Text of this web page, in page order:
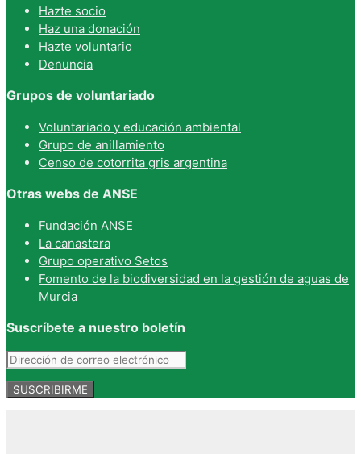
Hazte socio
Haz una donación
Hazte voluntario
Denuncia
Grupos de voluntariado
Voluntariado y educación ambiental
Grupo de anillamiento
Censo de cotorrita gris argentina
Otras webs de ANSE
Fundación ANSE
La canastera
Grupo operativo Setos
Fomento de la biodiversidad en la gestión de aguas de
Murcia
Suscríbete a nuestro boletín